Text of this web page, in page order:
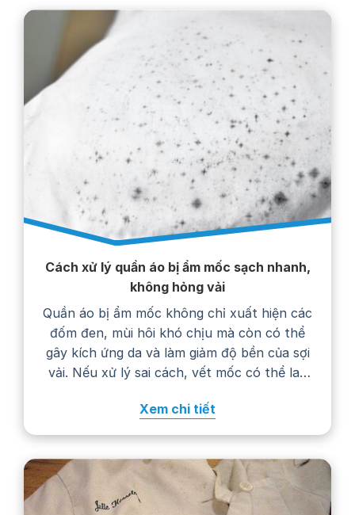
Cách xử lý quần áo bị ẩm mốc sạch nhanh,
không hỏng vải
Quần áo bị ẩm mốc không chỉ xuất hiện các
đốm đen, mùi hôi khó chịu mà còn có thể
gây kích ứng da và làm giảm độ bền của sợi
vải. Nếu xử lý sai cách, vết mốc có thể lan
nhanh hư hỏng. Trong bài viết…
Xem chi tiết